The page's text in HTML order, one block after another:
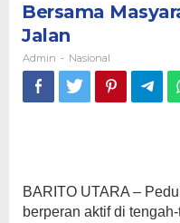
Bersama
Jalan
Admin - Nasional
BARITO UTARA –
berperan aktif di